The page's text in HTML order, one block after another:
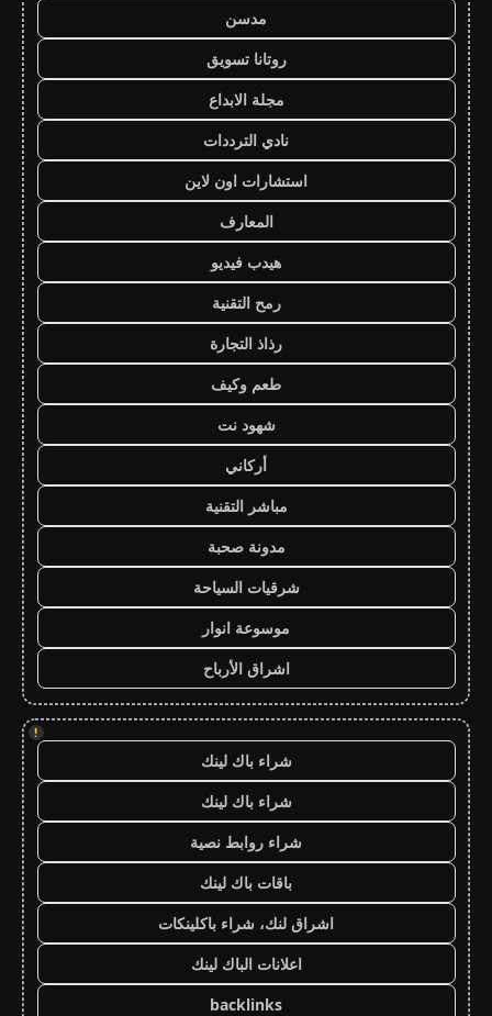
مدسن
روتانا تسويق
مجلة الابداع
نادي الترددات
استشارات اون لاين
المعارف
هيدب فيديو
رمح التقنية
رذاذ التجارة
طعم وكيف
شهود نت
أركاني
مباشر التقنية
مدونة صحبة
شرقيات السياحة
موسوعة انوار
اشراق الأرباح
!
شراء باك لينك
شراء باك لينك
شراء روابط نصية
باقات باك لينك
اشراق لنك، شراء باكلينكات
اعلانات الباك لينك
backlinks